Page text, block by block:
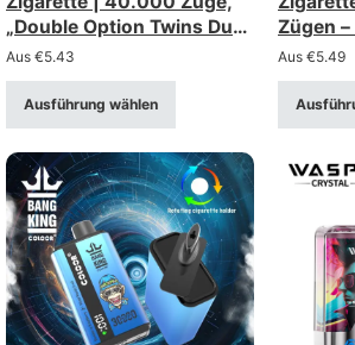
„Double Option Twins Dual
Mesh“
Aus €5.43
Ausführung wählen
Zügen
gute
Aus €5.49